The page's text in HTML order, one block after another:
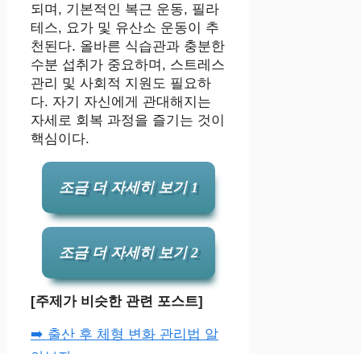
되며, 기본적인 복근 운동, 필라
테스, 요가 및 유산소 운동이 추
천된다. 올바른 식습관과 충분한
수분 섭취가 중요하며, 스트레스
관리 및 사회적 지원도 필요하
다. 자기 자신에게 관대해지는
자세로 회복 과정을 즐기는 것이
핵심이다.
조금 더 자세히 보기 1
조금 더 자세히 보기 2
[주제가 비슷한 관련 포스트]
➡️ 출산 후 체형 변화 관리법 알